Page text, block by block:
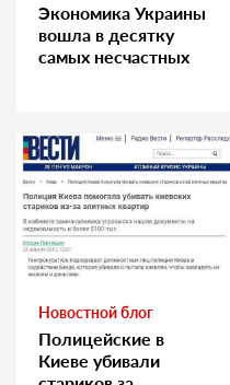
Экономика Украины
вошла в десятку
самых несчастных
Новостной блог
Полицейские в
Киеве убивали